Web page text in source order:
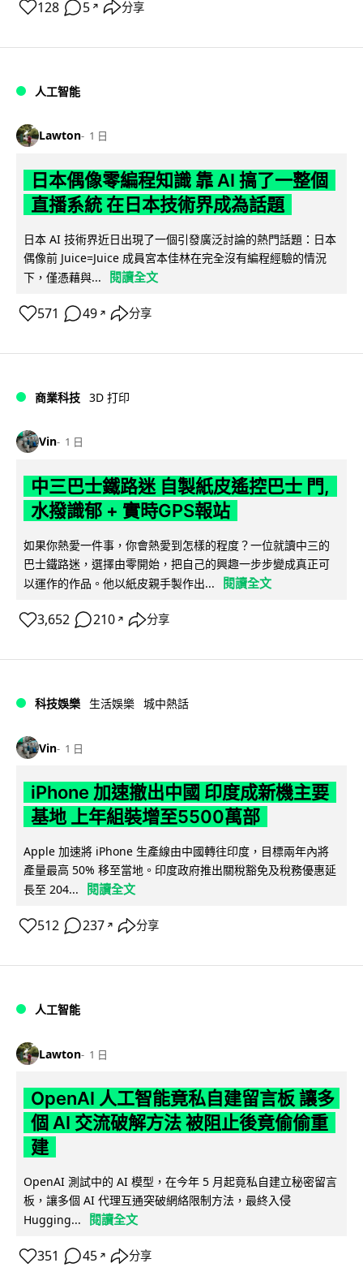
128 5 ↗ 分享
人工智能
Lawton 1 日
日本偶像零編程知識 靠 AI 搞了一整個
直播系統 在日本技術界成為話題
日本 AI 技術界近日出現了一個引發廣泛討論的熱門話題：日本
偶像前 Juice=Juice 成員宮本佳林在完全沒有編程經驗的情況
下，僅憑藉與...
閱讀全文
571 49 ↗ 分享
商業科技 3D 打印
Vin 1 日
中三巴士鐵路迷 自製紙皮遙控巴士 門,
水撥識郁 + 實時GPS報站
如果你熱愛一件事，你會熱愛到怎樣的程度？一位就讀中三的
巴士鐵路迷，選擇由零開始，把自己的興趣一步步變成真正可
以運作的作品。他以紙皮親手製作出...
閱讀全文
3,652 210 ↗ 分享
科技娛樂 生活娛樂 城中熱話
Vin 1 日
iPhone 加速撤出中國 印度成新機主要
基地 上年組裝增至5500萬部
Apple 加速將 iPhone 生產線由中國轉往印度，目標兩年內將
產量最高 50% 移至當地。印度政府推出關稅豁免及稅務優惠延
長至 204...
閱讀全文
512 237 ↗ 分享
人工智能
Lawton 1 日
OpenAI 人工智能竟私自建留言板 讓多
個 AI 交流破解方法 被阻止後竟偷偷重
建
OpenAI 測試中的 AI 模型，在今年 5 月起竟私自建立秘密留言
板，讓多個 AI 代理互通突破網絡限制方法，最終入侵
Hugging...
閱讀全文
351 45 ↗ 分享